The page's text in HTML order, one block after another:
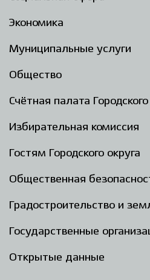
Экономика
Муниципальные услуги
Общество
Счётная палата Городского
Избирательная комиссия
Гостям Городского округа
Общественная
Градостроительство и
Государственные
Открытые данные